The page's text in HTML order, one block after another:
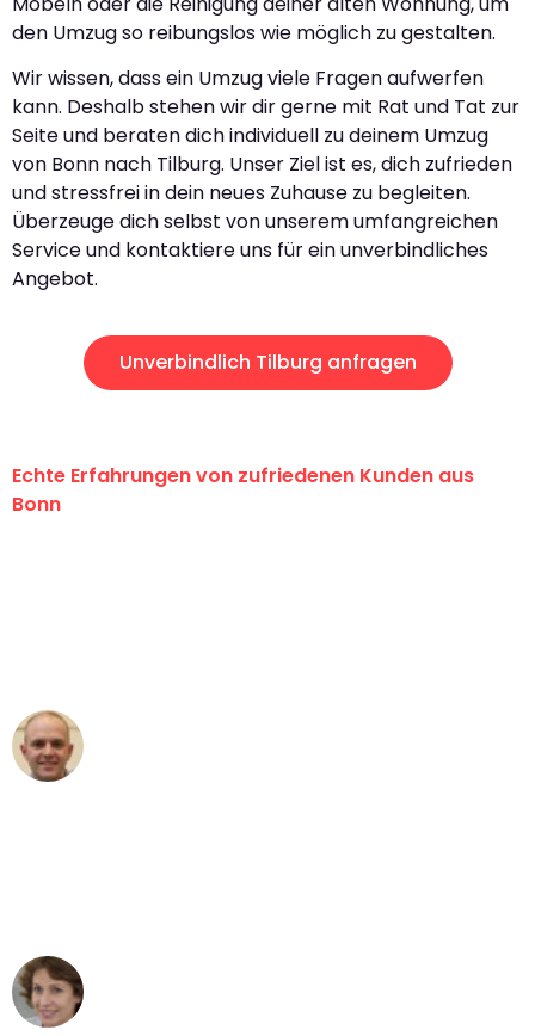
den Umzug so reibungslos wie möglich zu gestalten.
Wir wissen, dass ein Umzug viele Fragen aufwerfen
kann. Deshalb stehen wir dir gerne mit Rat und Tat zur
Seite und beraten dich individuell zu deinem Umzug
von Bonn nach Tilburg. Unser Ziel ist es, dich zufrieden
und stressfrei in dein neues Zuhause zu begleiten.
Überzeuge dich selbst von unserem umfangreichen
Service und kontaktiere uns für ein unverbindliches
Angebot.
Unverbindlich Tilburg anfragen
Echte Erfahrungen von zufriedenen Kunden aus
Bonn